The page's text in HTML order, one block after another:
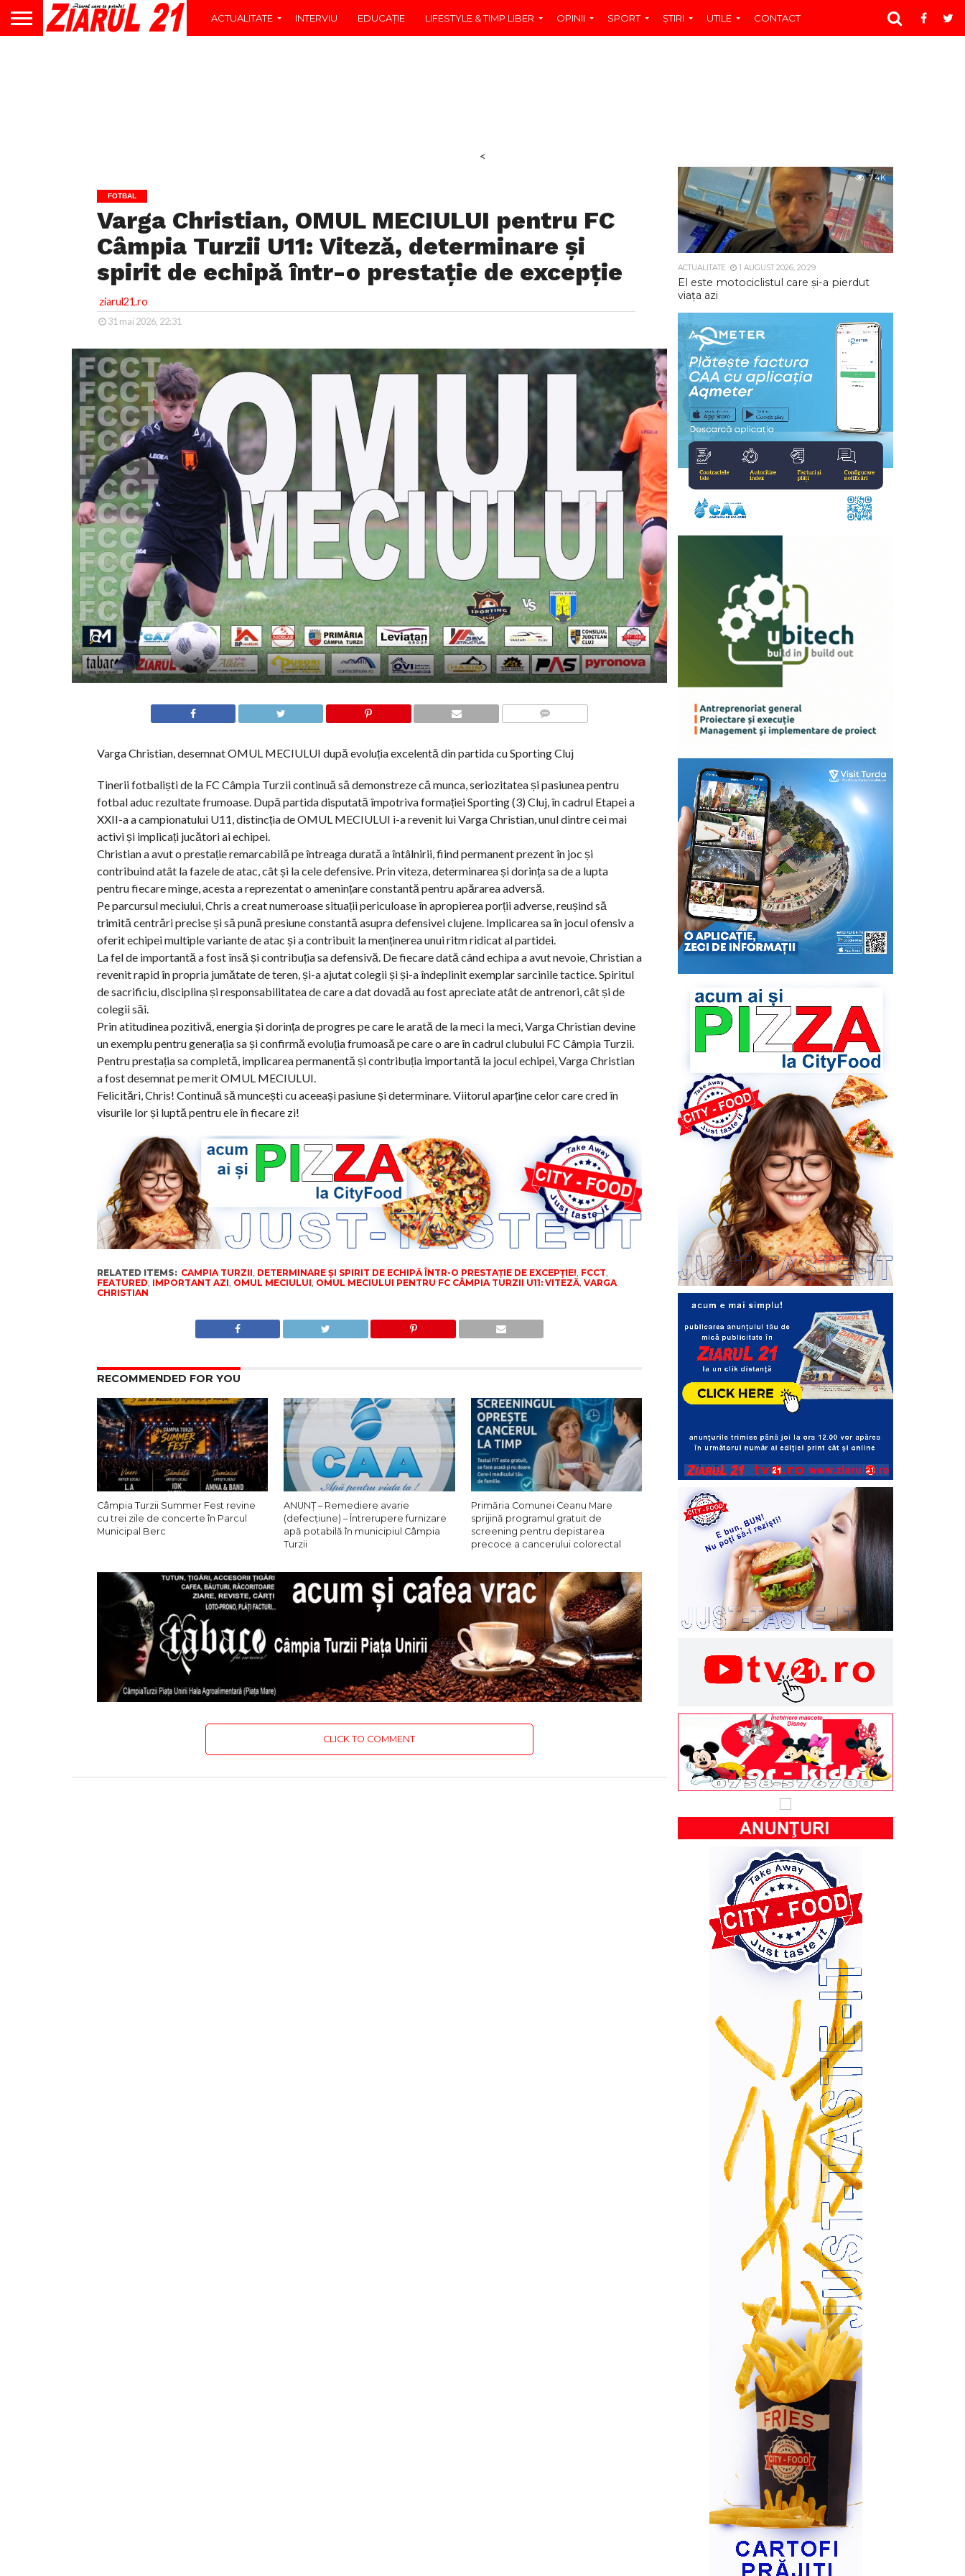
ACTUALITATE INTERVIU EDUCAŢIE LIFESTYLE & TIMP LIBER OPINII SPORT ŞTIRI UTILE CONTACT
<
FOTBAL
Varga Christian, OMUL MECIULUI pentru FC
Câmpia Turzii U11: Viteză, determinare și
spirit de echipă într-o prestație de excepție
ziarul21.ro
31 mai 2026, 22:31
Varga Christian, desemnat OMUL MECIULUI după evoluția excelentă din partida cu Sporting Cluj
Tinerii fotbaliști de la FC Câmpia Turzii continuă să demonstreze că munca, seriozitatea și pasiunea pentru
fotbal aduc rezultate frumoase. După partida disputată împotriva formației Sporting (3) Cluj, în cadrul Etapei a
XXII-a a campionatului U11, distincția de OMUL MECIULUI i-a revenit lui Varga Christian, unul dintre cei mai
activi și implicați jucători ai echipei.
Christian a avut o prestație remarcabilă pe întreaga durată a întâlnirii, fiind permanent prezent în joc și
contribuind atât la fazele de atac, cât și la cele defensive. Prin viteza, determinarea și dorința sa de a lupta
pentru fiecare minge, acesta a reprezentat o amenințare constantă pentru apărarea adversă.
Pe parcursul meciului, Chris a creat numeroase situații periculoase în apropierea porții adverse, reușind să
trimită centrări precise și să pună presiune constantă asupra defensivei clujene. Implicarea sa în jocul ofensiv a
oferit echipei multiple variante de atac și a contribuit la menținerea unui ritm ridicat al partidei.
La fel de importantă a fost însă și contribuția sa defensivă. De fiecare dată când echipa a avut nevoie, Christian a
revenit rapid în propria jumătate de teren, și-a ajutat colegii și și-a îndeplinit exemplar sarcinile tactice. Spiritul
de sacrificiu, disciplina și responsabilitatea de care a dat dovadă au fost apreciate atât de antrenori, cât și de
colegii săi.
Prin atitudinea pozitivă, energia și dorința de progres pe care le arată de la meci la meci, Varga Christian devine
un exemplu pentru generația sa și confirmă evoluția frumoasă pe care o are în cadrul clubului FC Câmpia Turzii.
Pentru prestația sa completă, implicarea permanentă și contribuția importantă la jocul echipei, Varga Christian
a fost desemnat pe merit OMUL MECIULUI.
Felicitări, Chris! Continuă să muncești cu aceeași pasiune și determinare. Viitorul aparține celor care cred în
visurile lor și luptă pentru ele în fiecare zi!
RELATED ITEMS: CAMPIA TURZII, DETERMINARE ȘI SPIRIT DE ECHIPĂ ÎNTR-O PRESTAȚIE DE EXCEPȚIE!, FCCT,
FEATURED, IMPORTANT AZI, OMUL MECIULUI, OMUL MECIULUI PENTRU FC CÂMPIA TURZII U11: VITEZĂ, VARGA
CHRISTIAN
RECOMMENDED FOR YOU
Câmpia Turzii Summer Fest revine
cu trei zile de concerte în Parcul
Municipal Berc
ANUNȚ – Remediere avarie
(defecțiune) – Întrerupere furnizare
apă potabilă în municipiul Câmpia
Turzii
Primăria Comunei Ceanu Mare
sprijină programul gratuit de
screening pentru depistarea
precoce a cancerului colorectal
CLICK TO COMMENT
7.4K
ACTUALITATE 1 AUGUST 2026, 20:29
El este motociclistul care și-a pierdut
viața azi